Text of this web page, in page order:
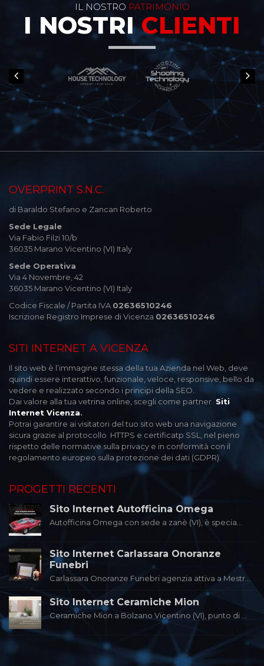
IL NOSTRO PATRIMONIO
I NOSTRICLIENTI
OVERPRINT S.N.C.
di Baraldo Stefano e Zancan Roberto
Sede Legale
Via Fabio Filzi 10/b
36035 Marano Vicentino (VI) Italy
Sede Operativa
Via 4 Novembre, 42
36035 Marano Vicentino (VI) Italy
Codice Fiscale / Partita IVA 02636510246
Iscrizione Registro Imprese di Vicenza 02636510246
SITI INTERNET A VICENZA
Il sito web è l’immagine stessa della tua Azienda nel Web, deve
quindi essere interattivo, funzionale, veloce, responsive, bello da
vedere e realizzato secondo i principi della SEO.
Dai valore alla tua vetrina online, scegli come partner Siti
Internet Vicenza.
Potrai garantire ai visitatori del tuo sito web una navigazione
sicura grazie al protocollo HTTPS e certificatp SSL, nel pieno
rispetto delle normative sulla privacy e in conformità con il
regolamento europeo sulla protezione dei dati (GDPR).
PROGETTI RECENTI
Sito Internet Autofficina Omega
Autofficina Omega con sede a zanè (VI), è specia...
Sito Internet Carlassara Onoranze
Funebri
Carlassara Onoranze Funebri agenzia attiva a Mestr...
Sito Internet Ceramiche Mion
Ceramiche Mion a Bolzano Vicentino (VI), punto di ...